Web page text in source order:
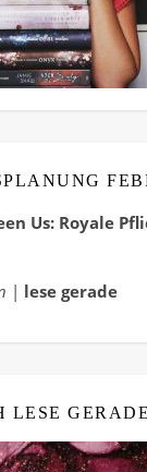
Us: Royale
| lese gerade
LESE GERADE